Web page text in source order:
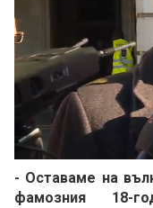
- Оставаме на
фамозния 18-